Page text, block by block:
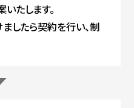
たします。
したら契約を行い、制